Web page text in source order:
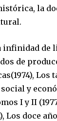
la
infinidad de
de
(1974), Los
y
I y II
Los doce